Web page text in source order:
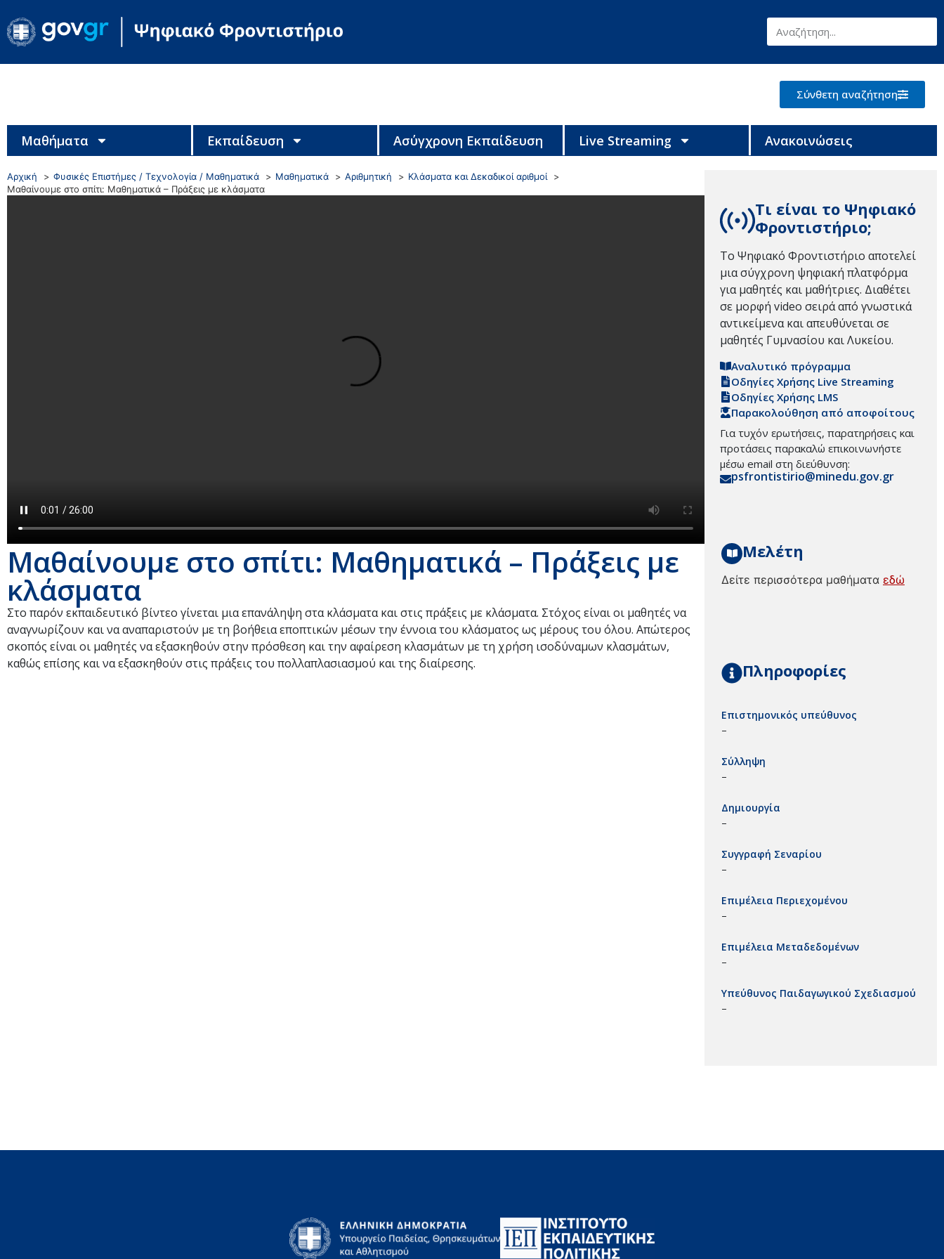
Σύνθετη αναζήτηση
Μαθήματα Εκπαίδευση Ασύγχρονη Εκπαίδευση Live Streaming Ανακοινώσεις
Αρχική Φυσικές Επιστήμες / Τεχνολογία / Μαθηματικά Μαθηματικά Αριθμητική
Κλάσματα και Δεκαδικοί αριθμοί
Μαθαίνουμε στο σπίτι: Μαθηματικά – Πράξεις με κλάσματα
Μαθαίνουμε στο σπίτι: Μαθηματικά – Πράξεις με
κλάσματα
Στο παρόν εκπαιδευτικό βίντεο γίνεται μια επανάληψη στα κλάσματα και στις πράξεις με κλάσματα. Στόχος είναι οι μαθητές να
αναγνωρίζουν και να αναπαριστούν με τη βοήθεια εποπτικών μέσων την έννοια του κλάσματος ως μέρους του όλου. Απώτερος
σκοπός είναι οι μαθητές να εξασκηθούν στην πρόσθεση και την αφαίρεση κλασμάτων με τη χρήση ισοδύναμων κλασμάτων,
καθώς επίσης και να εξασκηθούν στις πράξεις του πολλαπλασιασμού και της διαίρεσης.
Τι είναι το Ψηφιακό
Φροντιστήριο;
Το Ψηφιακό Φροντιστήριο αποτελεί
μια σύγχρονη ψηφιακή πλατφόρμα
για μαθητές και μαθήτριες. Διαθέτει
σε μορφή video σειρά από γνωστικά
αντικείμενα και απευθύνεται σε
μαθητές Γυμνασίου και Λυκείου.
Αναλυτικό πρόγραμμα
Οδηγίες Χρήσης Live Streaming
Οδηγίες Χρήσης LMS
Παρακολούθηση από αποφοίτους
Για τυχόν ερωτήσεις, παρατηρήσεις και
προτάσεις παρακαλώ επικοινωνήστε
μέσω email στη διεύθυνση:
psfrontistirio@minedu.gov.gr
Μελέτη
Δείτε περισσότερα μαθήματα εδώ
Πληροφορίες
Επιστημονικός υπεύθυνος
–
Σύλληψη
–
Δημιουργία
–
Συγγραφή Σεναρίου
–
Επιμέλεια Περιεχομένου
–
Επιμέλεια Μεταδεδομένων
–
Υπεύθυνος Παιδαγωγικού Σχεδιασμού
–